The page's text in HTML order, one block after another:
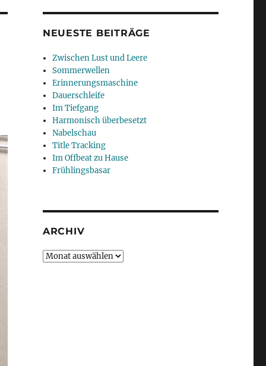
NEUESTE BEITRÄGE
Zwischen Lust und Leere
Sommerwellen
Erinnerungsmaschine
Dauerschleife
Im Tiefgang
Harmonisch überbesetzt
Nabelschau
Title Tracking
Im Offbeat zu Hause
Frühlingsbasar
ARCHIV
Archiv